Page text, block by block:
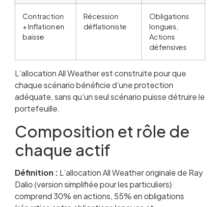
Contraction
+ Inflation en
baisse
Récession
déflationiste
Obligations
longues,
Actions
défensives
L’allocation All Weather est construite pour que
chaque scénario bénéficie d’une protection
adéquate, sans qu’un seul scénario puisse détruire le
portefeuille.
Composition et rôle de
chaque actif
Définition : L’allocation All Weather originale de Ray
Dalio (version simplifiée pour les particuliers)
comprend 30% en actions, 55% en obligations